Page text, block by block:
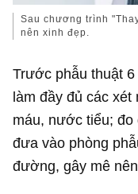
Sau chương trình
nên xinh đẹp.
Trước phẫu thuật
làm đầy đủ các xét
máu, nước tiểu;
đưa vào phòng
đường, gây mê